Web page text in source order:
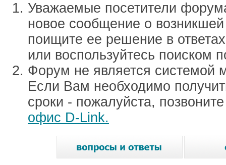
Уважаемые посетители
новое сообщение о
поищите ее решение в
или воспользуйтесь поиском
Форум не является системой
Если Вам необходимо
сроки - пожалуйста,
офис D-Link.